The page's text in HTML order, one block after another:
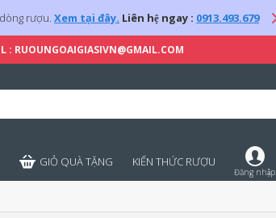
rượu. Xem tại đây. Liên hệ ngay : 0913.493.679
: RUOUNGOAIGIASIVN@GMAIL.COM
GIỎ QUÀ TẶNG KIẾN THỨC RƯỢU
Đăng nhập